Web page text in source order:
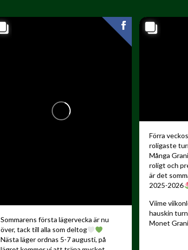
Sommarens första lägervecka är nu
över, tack till alla som deltog
Nästa läger ordnas 5-7 augusti, på
Förra
roligaste
Många
roligt och
är det
2025-2026
Viime
hauskin
Monet